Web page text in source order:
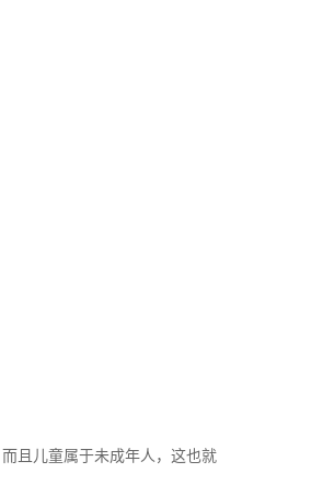
且儿童属于未成年人，这也就